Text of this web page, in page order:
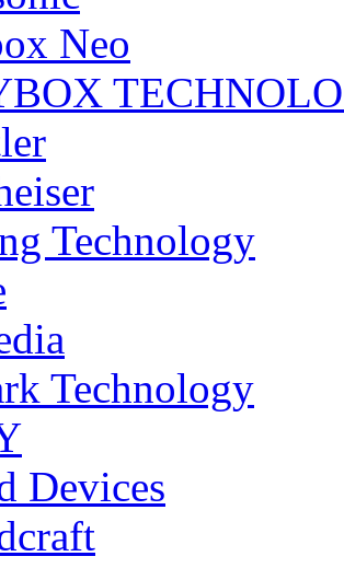
Neo
Technology
Technology
Devices